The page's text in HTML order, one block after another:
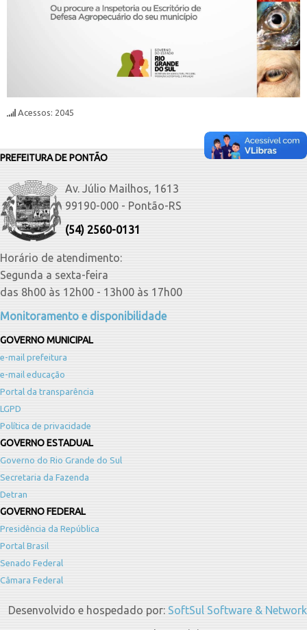
Acessos: 2045
PREFEITURA DE PONTÃO
Av. Júlio Mailhos, 1613
99190-000 - Pontão-RS
(54) 2560-0131
Horário de atendimento:
Segunda a sexta-feira
das 8h00 às 12h00 - 13h00 às 17h00
Monitoramento e disponibilidade
GOVERNO MUNICIPAL
e-mail prefeitura
e-mail educação
Portal da transparência
LGPD
Política de privacidade
GOVERNO ESTADUAL
Governo do Rio Grande do Sul
Secretaria da Fazenda
Detran
GOVERNO FEDERAL
Presidência da República
Portal Brasil
Senado Federal
Câmara Federal
Desenvolvido e hospedado por: SoftSul Software & Network